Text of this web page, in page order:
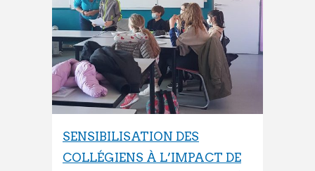
SENSIBILISATION DES
COLLÉGIENS À L’IMPACT DE